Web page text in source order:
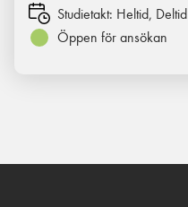
Studietakt: Heltid, Deltid
Öppen för ansökan